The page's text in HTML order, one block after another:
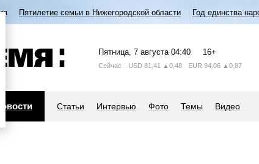
Пятилетие семьи в Нижегородской области Год единства
Пятница, 7 августа 04:40 16+
Сейчас USD 81,41 ▲0,48 EUR 94,06 ▲0,87
Новости Статьи Интервью Фото Темы Видео